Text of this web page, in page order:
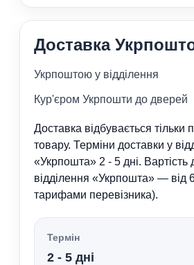
Доставка
Укрпоштою у відділення
Кур'єром Укрпошти до дверей
Доставка відбувається тільки
товару. Терміни доставки у
«Укрпошта» 2 - 5 дні. Вартість
відділення «Укрпошта» — від
тарифами перевізника).
Термін
2 - 5 дні